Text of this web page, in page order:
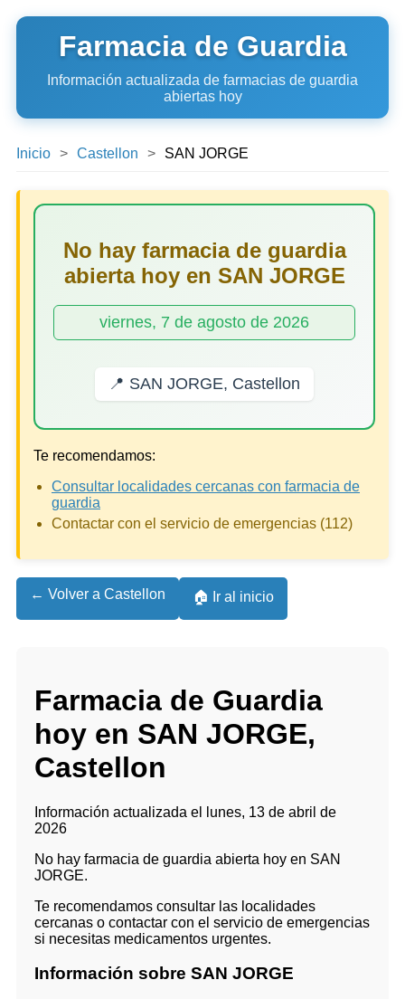
Farmacia de Guardia
Información actualizada de farmacias de guardia
abiertas hoy
Inicio Castellon SAN JORGE
No hay farmacia de guardia
abierta hoy en SAN JORGE
viernes, 7 de agosto de 2026
📍 SAN JORGE, Castellon
Te recomendamos:
Consultar localidades cercanas con farmacia de
guardia
Contactar con el servicio de emergencias (112)
← Volver a Castellon 🏠 Ir al inicio
Farmacia de Guardia
hoy en SAN JORGE,
Castellon
Información actualizada el lunes, 13 de abril de
2026
No hay farmacia de guardia abierta hoy en SAN
JORGE.
Te recomendamos consultar las localidades
cercanas o contactar con el servicio de emergencias
si necesitas medicamentos urgentes.
Información sobre SAN JORGE